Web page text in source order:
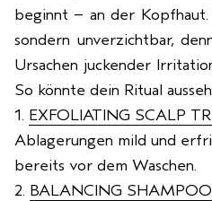
beginnt – an der
sondern unverzichtbar,
Ursachen juckender
So könnte dein Ritual
1. EXFOLIATING SCALP
Ablagerungen mild und
bereits vor dem Waschen.
2. BALANCING SHAMPOO